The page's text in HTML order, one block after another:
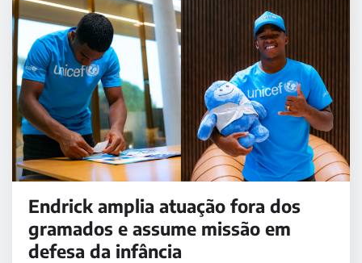
Endrick amplia atuação fora dos
gramados e assume missão em
defesa da infância